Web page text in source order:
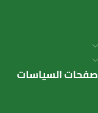
صفحات السياسات